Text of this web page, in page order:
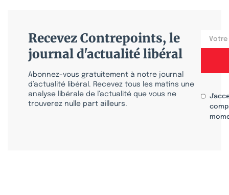
Recevez Contrepoints, le
journal d'actualité libéral
Abonnez-vous gratuitement à notre journal
d’actualité libéral. Recevez tous les matins une
analyse libérale de l’actualité que vous ne
trouverez nulle part ailleurs.